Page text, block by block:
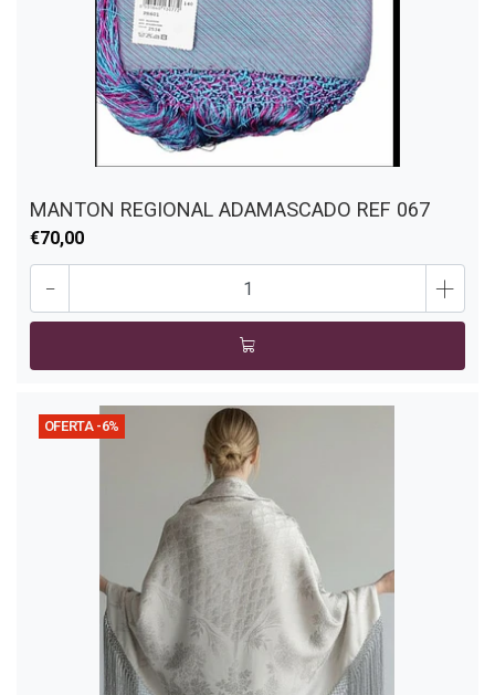
MANTON REGIONAL ADAMASCADO REF 067
€70,00
- +
OFERTA -6%